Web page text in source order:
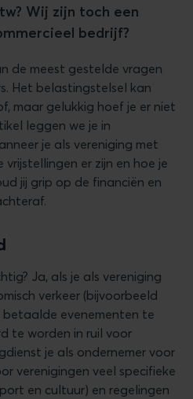
Wij zijn toch een
bedrijf?
de meest gestelde vragen
Het belastingstelsel kan
maar gelukkig hoef je er niet
leggen we je in
je als vereniging met
er zijn en hoe je
jij grip op de financiën en
Ja, als je als vereniging
verkeer (bijvoorbeeld
evenementen te
te worden in ruil voor
je als ondernemer voor
verenigingen veel specifieke
en cultuur) en regelingen